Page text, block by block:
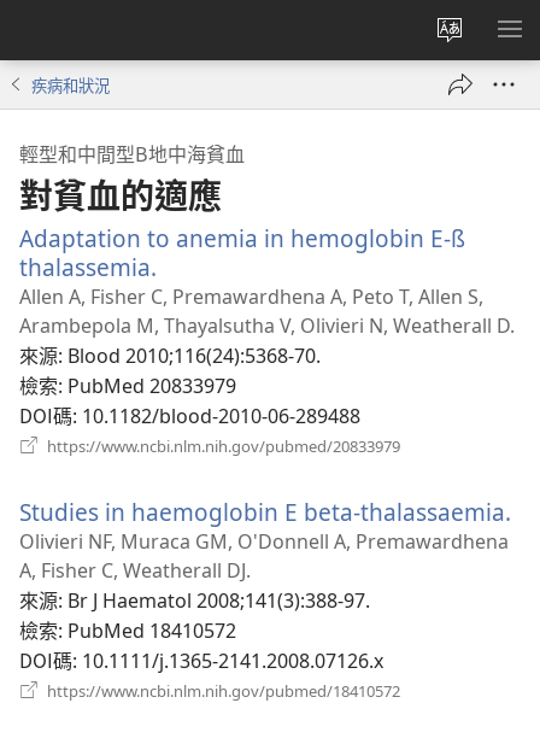
更
改
網
顯
疾病和狀況
輕型和中間型Β地中海貧血
對貧血的適應
Adaptation to anemia in hemoglobin E-ß
thalassemia.
啟
新
視
窗）
Allen A, Fisher C, Premawardhena A, Peto T, Allen S,
Arambepola M, Thayalsutha V, Olivieri N, Weatherall D.
來源‎: Blood 2010;116(24):5368-70.
檢索‎: PubMed 20833979
DOI碼‎: 10.1182/blood-2010-06-289488
https://www.ncbi.nlm.nih.gov/pubmed/20833979
視
窗）
Studies in haemoglobin E beta-thalassaemia.
Olivieri NF, Muraca GM, O'Donnell A, Premawardhena
A, Fisher C, Weatherall DJ.
來源‎: Br J Haematol 2008;141(3):388-97.
檢索‎: PubMed 18410572
DOI碼‎: 10.1111/j.1365-2141.2008.07126.x
https://www.ncbi.nlm.nih.gov/pubmed/18410572